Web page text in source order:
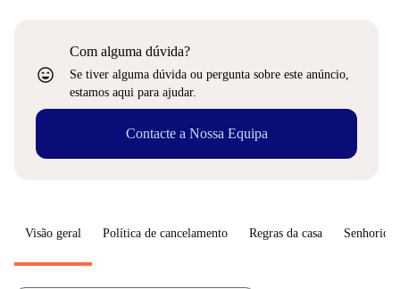
sentiment_very_satisfied
Com alguma dúvida?
Se tiver alguma dúvida ou pergunta sobre este anúncio,
estamos aqui para ajudar.
Contacte a Nossa Equipa
Visão geral Política de cancelamento Regras da casa Senhorio